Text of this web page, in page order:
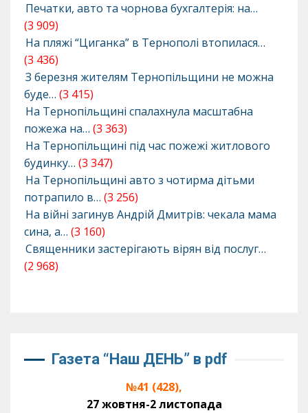
Печатки, авто та чорнова бухгалтерія: на…
(3 909)
На пляжі “Циганка” в Тернополі втопилася…
(3 436)
З березня жителям Тернопільщини не можна
буде… (3 415)
На Тернопільщині спалахнула масштабна
пожежа на… (3 363)
На Тернопільщині під час пожежі житлового
будинку… (3 347)
На Тернопільщині авто з чотирма дітьми
потрапило в… (3 256)
На війні загинув Андрій Дмитрів: чекала мама
сина, а… (3 160)
Священники застерігають вірян від послуг…
(2 968)
Газета “Наш ДЕНЬ” в pdf
№41 (428),
27 жовтня-2 листопада